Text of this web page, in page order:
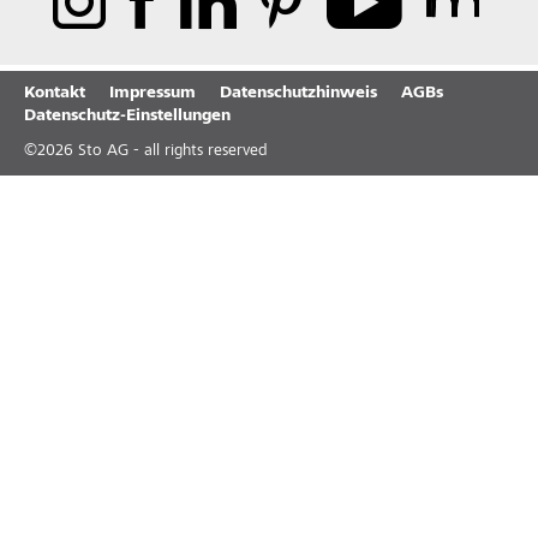
Kontakt Impressum Datenschutzhinweis
AGBs
Datenschutz-Einstellungen
©2026 Sto AG - all rights reserved